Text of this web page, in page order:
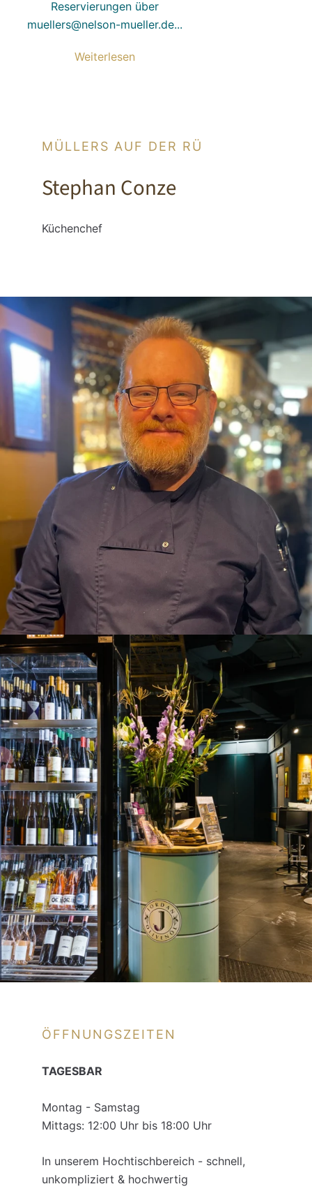
Reservierungen über
muellers@nelson-mueller.de...
Weiterlesen
MÜLLERS AUF DER RÜ
Stephan Conze
Küchenchef
ÖFFNUNGSZEITEN
TAGESBAR
Montag - Samstag
Mittags: 12:00 Uhr bis 18:00 Uhr
In unserem Hochtischbereich - schnell,
unkompliziert & hochwertig